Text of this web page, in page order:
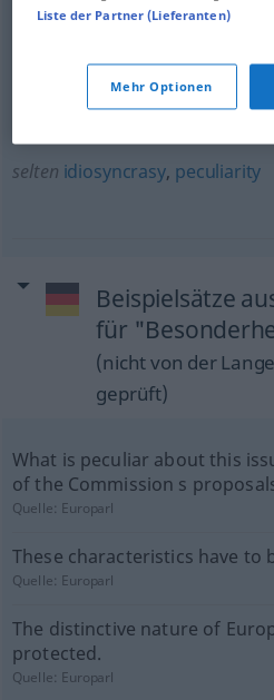
exceptional(odremarkable
Besonderheit
selten idiosyncrasy, peculiarity
Beispielsätze
für
(nicht von der
geprüft)
What is peculiar about this
of the Commission s
Quelle: Europarl
These characteristics have to
Quelle: Europarl
The distinctive nature of
protected.
Quelle: Europarl
Liste der Partner (Lieferanten)
Mehr Optionen